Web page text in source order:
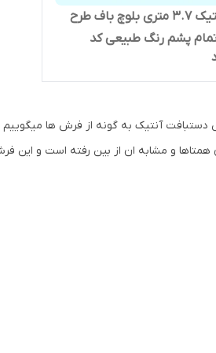
فرش آنتیک 3.7 متری بلوچ باف طرح
تمام پشم رنگ طبیعی کد
آنتیک به گونه از فرش ها میگوییم
همتاها و مشابه ان از بین رفته است و این